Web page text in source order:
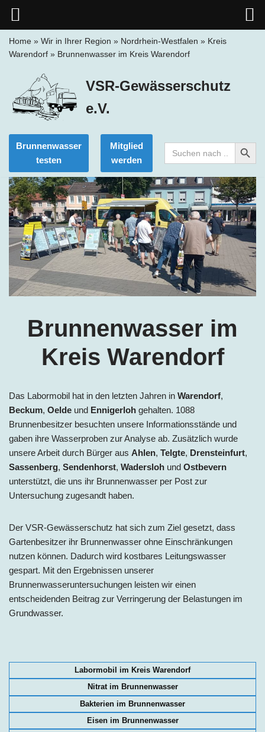
springen
Home » Wir in Ihrer Region » Nordrhein-Westfalen » Kreis
Warendorf » Brunnenwasser im Kreis Warendorf
VSR-Gewässerschutz
e.V.
Brunnenwasser
testen
Mitglied
werden
Search
for:
Search Button
Brunnenwasser im
Kreis Warendorf
Das Labormobil hat in den letzten Jahren in Warendorf,
Beckum, Oelde und Ennigerloh gehalten. 1088
Brunnenbesitzer besuchten unsere Informationsstände und
gaben ihre Wasserproben zur Analyse ab. Zusätzlich wurde
unsere Arbeit durch Bürger aus Ahlen, Telgte, Drensteinfurt,
Sassenberg, Sendenhorst, Wadersloh und Ostbevern
unterstützt, die uns ihr Brunnenwasser per Post zur
Untersuchung zugesandt haben.
Der VSR-Gewässerschutz hat sich zum Ziel gesetzt, dass
Gartenbesitzer ihr Brunnenwasser ohne Einschränkungen
nutzen können. Dadurch wird kostbares Leitungswasser
gespart. Mit den Ergebnissen unserer
Brunnenwasseruntersuchungen leisten wir einen
entscheidenden Beitrag zur Verringerung der Belastungen im
Grundwasser.
Labormobil im Kreis Warendorf
Nitrat im Brunnenwasser
Bakterien im Brunnenwasser
Eisen im Brunnenwasser